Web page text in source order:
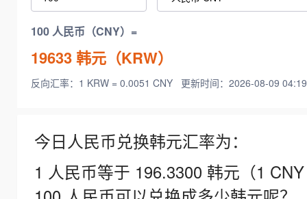
100 人民币（CNY）=
19633韩元（KRW）
反向汇率：1 KRW = 0.0051 CNY 更新时间：2026-08-09
今日人民币兑换韩元汇率为：
1 人民币等于 196.3300 韩元（1